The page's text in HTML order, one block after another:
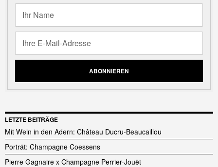
LETZTE BEITRÄGE
Mit Wein in den Adern: Château Ducru-Beaucaillou
Porträt: Champagne Coessens
Pierre Gagnaire x Champagne Perrier-Jouët